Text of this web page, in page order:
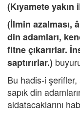
(Kıyamete yakın
(İlmin azalması,
din adamları,
fitne çıkarırlar.
saptırırlar.)
Bu hadis-i
sapık din
aldatacaklarını